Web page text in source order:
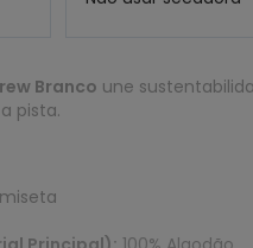
Branco une
pista.